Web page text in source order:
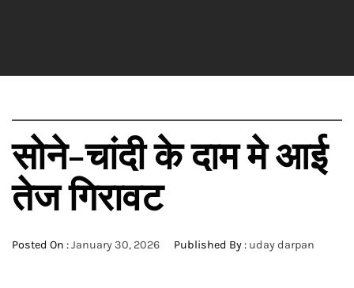
सोने-चांदी के दाम मे आई
तेज गिरावट
Posted On :January 30, 2026 Published By : uday darpan